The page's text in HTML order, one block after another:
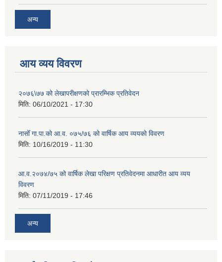
अन्य
आय व्यय विवरण
२०७६\७७ को लेखापरीक्षणको प्रारम्भिक प्रतिवेदन
मिति: 06/10/2021 - 17:30
नासोँ गा.पा.को आ.व. ०७५/७६ को वार्षिक आय व्ययको विवरण
मिति: 10/16/2019 - 11:30
आ.व.२०७४/७५ को वार्षिक लेखा परिक्षण प्रतिवेदनमा आधारीत आय व्यय
विवरण
मिति: 07/11/2019 - 17:46
अन्य